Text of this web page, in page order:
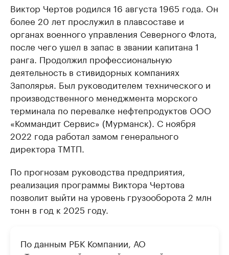
Виктор Чертов родился 16 августа 1965 года. Он
более 20 лет прослужил в плавсоставе и
органах военного управления Северного Флота,
после чего ушел в запас в звании капитана 1
ранга. Продолжил профессиональную
деятельность в стивидорных компаниях
Заполярья. Был руководителем технического и
производственного менеджмента морского
терминала по перевалке нефтепродуктов ООО
«Коммандит Сервис» (Мурманск). С ноября
2022 года работал замом генерального
директора ТМТП.
По прогнозам руководства предприятия,
реализация программы Виктора Чертова
позволит выйти на уровень грузооборота 2 млн
тонн в год к 2025 году.
По данным РБК Компании, АО